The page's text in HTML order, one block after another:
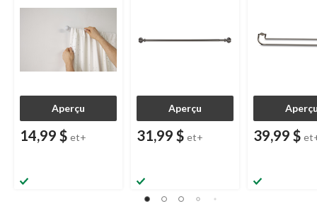
Aperçu
14,99 $ et+
Aperçu
31,99 $ et+
diamètre
39,99 $